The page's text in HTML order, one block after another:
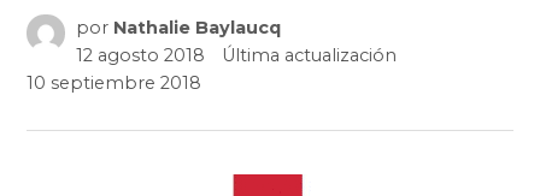
por Nathalie Baylaucq
12 agosto 2018
Última actualización
10 septiembre 2018